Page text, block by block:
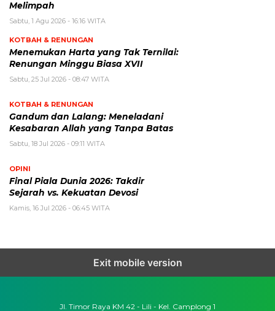
Melimpah
Sabtu, 1 Agu 2026 - 16:16 WITA
KOTBAH & RENUNGAN
Menemukan Harta yang Tak Ternilai:
Renungan Minggu Biasa XVII
Sabtu, 25 Jul 2026 - 08:47 WITA
KOTBAH & RENUNGAN
Gandum dan Lalang: Meneladani
Kesabaran Allah yang Tanpa Batas
Sabtu, 18 Jul 2026 - 09:11 WITA
OPINI
Final Piala Dunia 2026: Takdir
Sejarah vs. Kekuatan Devosi
Kamis, 16 Jul 2026 - 06:45 WITA
Exit mobile version
Jl. Timor Raya KM 42 - Lili - Kel. Camplong 1